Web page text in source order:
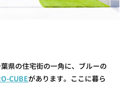
県の住宅街の一角に、ブルーの
CUBEがあります。ここに暮ら